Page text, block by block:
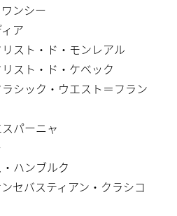
ンシー
ア
スト・ド・モンレアル
スト・ド・ケベック
シック・ウエスト＝フラン
パーニャ
ハンブルク
セバスティアン・クラシコ